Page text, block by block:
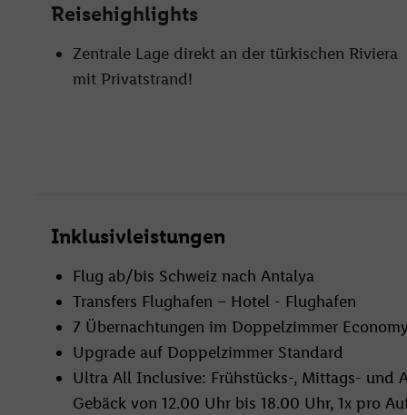
Sonnenliegen und Sonnenschirme am Strand
À-la-carte Restautant
Klimaanlage
Reisehighlights
Zentrale Lage direkt an der türkischen Riviera
mit Privatstrand!
Inklusivleistungen
Flug ab/bis Schweiz nach Antalya
Transfers Flughafen – Hotel - Flughafen
7 Übernachtungen im Doppelzimmer
Upgrade auf Doppelzimmer Standard
Ultra All Inclusive: Frühstücks-, Mittags- und
Gebäck von 12.00 Uhr bis 18.00 Uhr, 1x pro